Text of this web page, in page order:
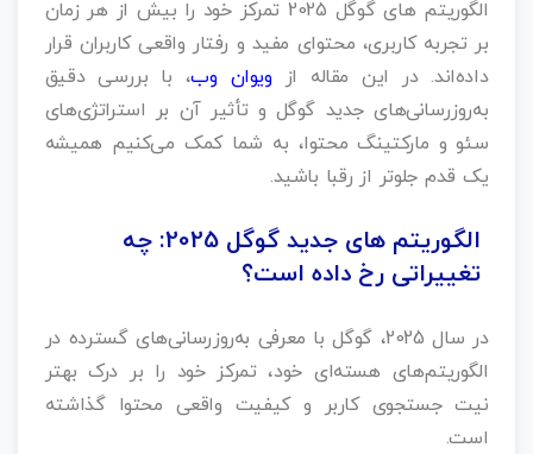
الگوریتم‌ های گوگل 2025 تمرکز خود را بیش از هر زمان
بر تجربه کاربری، محتوای مفید و رفتار واقعی کاربران قرار
داده‌اند. در این مقاله از ویوان وب، با بررسی دقیق
به‌روزرسانی‌های جدید گوگل و تأثیر آن بر استراتژی‌های
سئو و مارکتینگ محتوا، به شما کمک می‌کنیم همیشه
یک قدم جلوتر از رقبا باشید.
الگوریتم‌ های جدید گوگل 2025: چه
تغییراتی رخ داده است؟
در سال 2025، گوگل با معرفی به‌روزرسانی‌های گسترده در
الگوریتم‌های هسته‌ای خود، تمرکز خود را بر درک بهتر
نیت جستجوی کاربر و کیفیت واقعی محتوا گذاشته
است.